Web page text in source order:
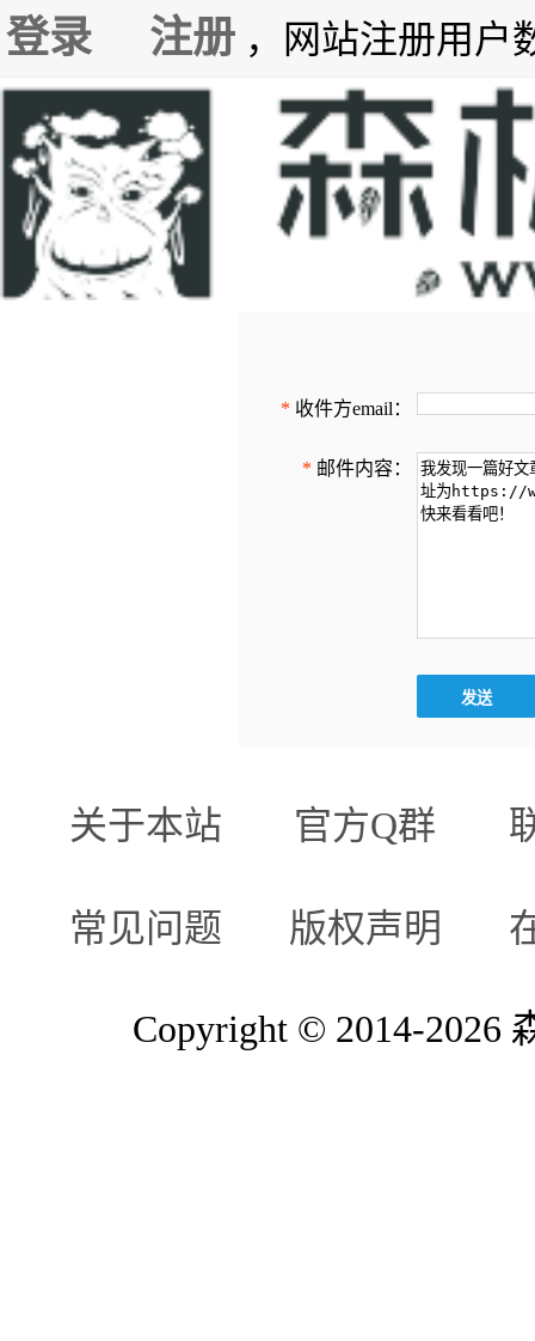
登录 注册 ，网站注册用户
* 收件方email：
* 邮件内容：
关于本站 官方Q群
常见问题 版权声明
Copyright © 2014-2026